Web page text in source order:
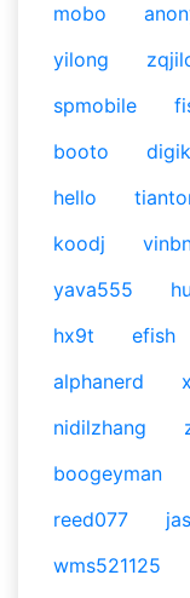
mobo
yilong
spmobile
booto
hello
koodj
yava555
hx9t
efish
alphanerd
nidilzhang
boogeyman
reed077
wms521125